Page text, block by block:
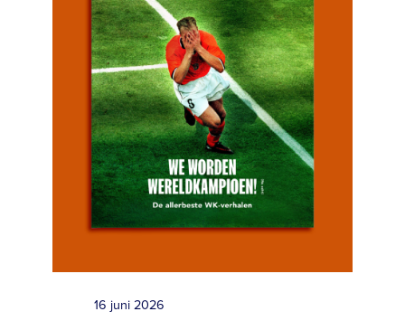
16 juni 2026